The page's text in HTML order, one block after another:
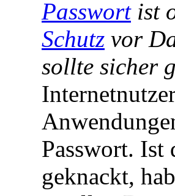
Passwortist
Schutz vor
sollte sicher
Passwort. Ist
geknackt,